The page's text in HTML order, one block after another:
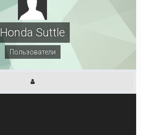
Honda Suttle
Пользователи